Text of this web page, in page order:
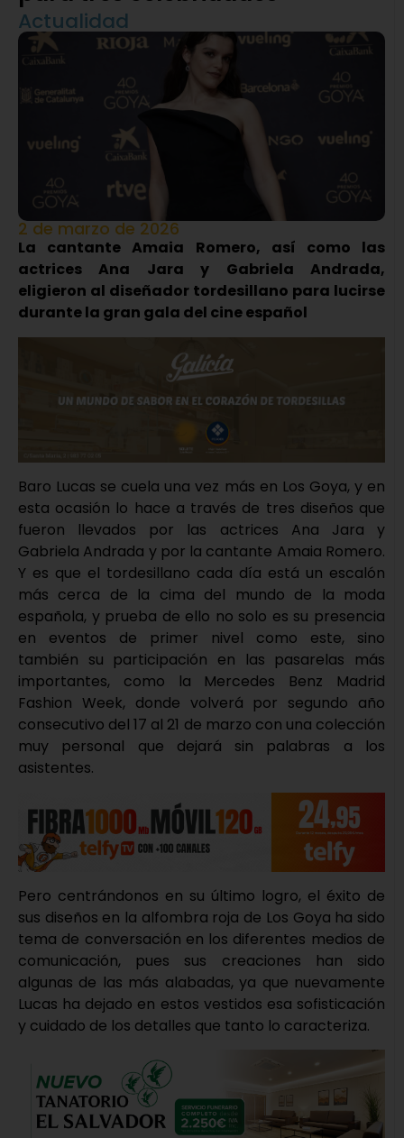
Actualidad
2 de marzo de 2026
La cantante Amaia Romero, así como las
actrices Ana Jara y Gabriela Andrada,
eligieron al diseñador tordesillano para lucirse
durante la gran gala del cine español
Baro Lucas se cuela una vez más en Los Goya, y en
esta ocasión lo hace a través de tres diseños que
fueron llevados por las actrices Ana Jara y
Gabriela Andrada y por la cantante Amaia Romero.
Y es que el tordesillano cada día está un escalón
más cerca de la cima del mundo de la moda
española, y prueba de ello no solo es su presencia
en eventos de primer nivel como este, sino
también su participación en las pasarelas más
importantes, como la Mercedes Benz Madrid
Fashion Week, donde volverá por segundo año
consecutivo del 17 al 21 de marzo con una colección
muy personal que dejará sin palabras a los
asistentes.
Pero centrándonos en su último logro, el éxito de
sus diseños en la alfombra roja de Los Goya ha sido
tema de conversación en los diferentes medios de
comunicación, pues sus creaciones han sido
algunas de las más alabadas, ya que nuevamente
Lucas ha dejado en estos vestidos esa sofisticación
y cuidado de los detalles que tanto lo caracteriza.